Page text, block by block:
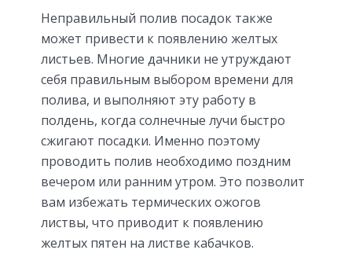
Неправильный полив посадок также
может привести к появлению желтых
листьев. Многие дачники не утруждают
себя правильным выбором времени для
полива, и выполняют эту работу в
полдень, когда солнечные лучи быстро
сжигают посадки. Именно поэтому
проводить полив необходимо поздним
вечером или ранним утром. Это позволит
вам избежать термических ожогов
листвы, что приводит к появлению
желтых пятен на листве кабачков.